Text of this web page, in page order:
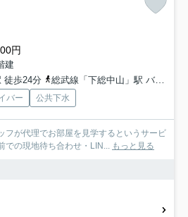
円
建
徒歩24分
総武線「下総中山」駅 バス14分 京成バス千葉ウエスト「前貝塚」 停歩10分
バー 公共下水
フが代理でお部屋を見学するというサービ
での現地待ち合わせ・LIN... もっと見る